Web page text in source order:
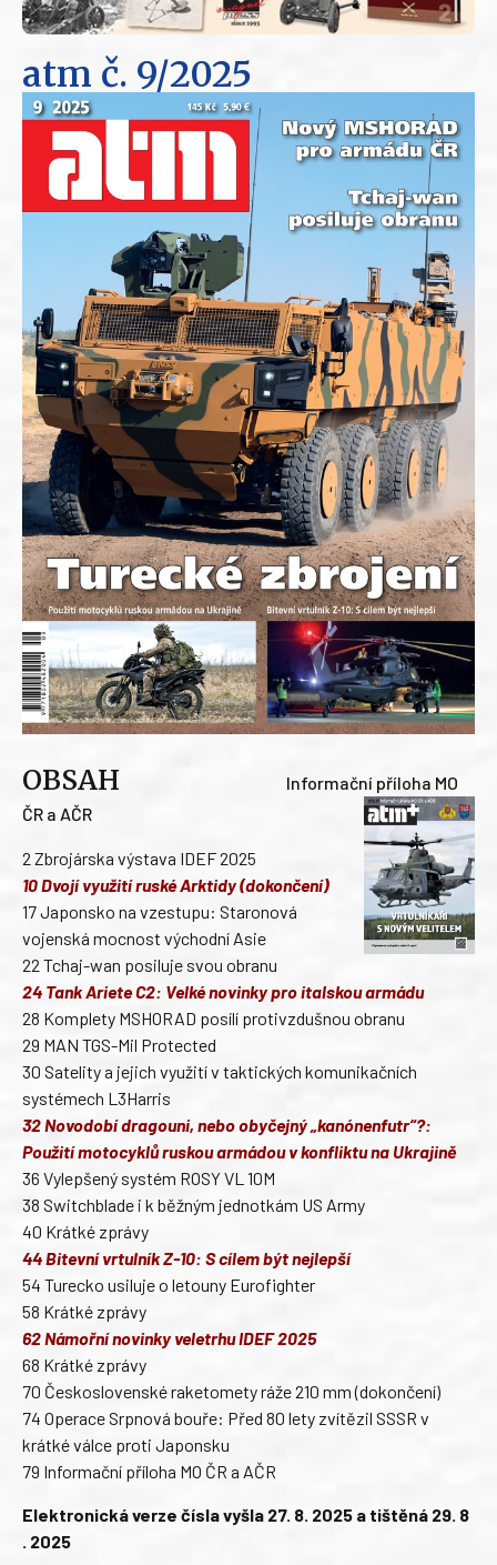
atm č. 9/2025
OBSAH
Informační příloha MO
ČR a AČR
2 Zbrojárska výstava IDEF 2025
10 Dvojí využití ruské Arktidy (dokončení)
17 Japonsko na vzestupu: Staronová
vojenská mocnost východní Asie
22 Tchaj-wan posiluje svou obranu
24 Tank Ariete C2: Velké novinky pro italskou armádu
28 Komplety MSHORAD posílí protivzdušnou obranu
29 MAN TGS-Mil Protected
30 Satelity a jejich využití v taktických komunikačních
systémech L3Harris
32 Novodobí dragouni, nebo obyčejný „kanónenfutr“?:
Použití motocyklů ruskou armádou v konfliktu na Ukrajině
36 Vylepšený systém ROSY VL 10M
38 Switchblade i k běžným jednotkám US Army
40 Krátké zprávy
44 Bitevní vrtulník Z-10: S cílem být nejlepší
54 Turecko usiluje o letouny Eurofighter
58 Krátké zprávy
62 Námořní novinky veletrhu IDEF 2025
68 Krátké zprávy
70 Československé raketomety ráže 210 mm (dokončení)
74 Operace Srpnová bouře: Před 80 lety zvítězil SSSR v
krátké válce proti Japonsku
79 Informační příloha MO ČR a AČR
Elektronická verze čísla vyšla 27. 8. 2025 a tištěná 29. 8
. 2025